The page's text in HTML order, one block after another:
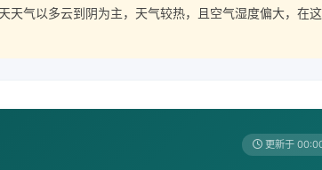
气以多云到阴为主，天气较热，且空气湿度偏大，在
更新于